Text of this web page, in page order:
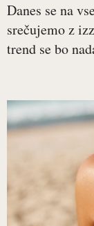
Danes se na
srečujemo z
trend se bo